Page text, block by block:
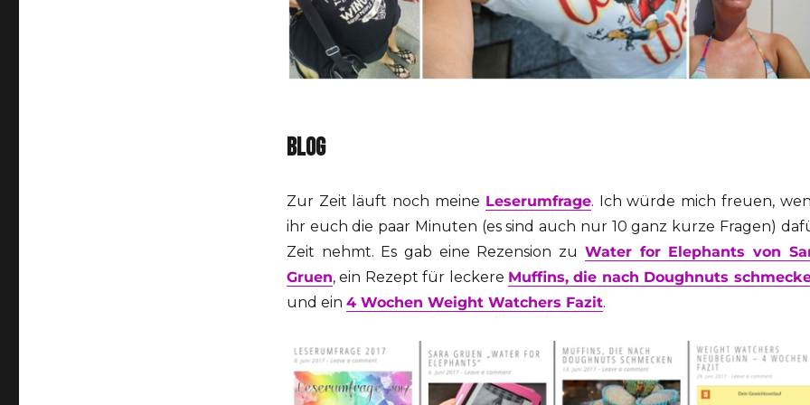
BLOG
Zur Zeit läuft noch meine Leserumfrage. Ich würde mich freuen,
ihr euch die paar Minuten (es sind auch nur 10 ganz kurze Fragen)
Zeit nehmt. Es gab eine Rezension zu Water for Elephants von
Gruen, ein Rezept für leckere Muffins, die nach Doughnuts
und ein 4 Wochen Weight Watchers Fazit.